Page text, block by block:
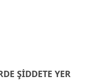
ŞİDDETE YER